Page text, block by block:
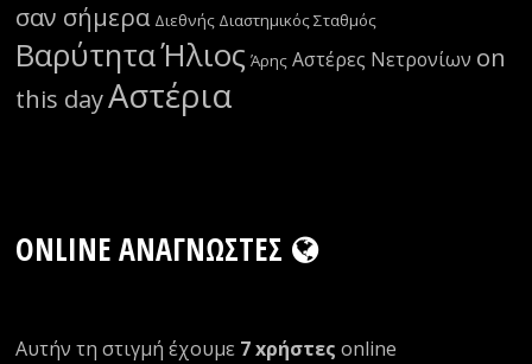
σαν σήμερα Διεθνής Διαστημικός Σταθμός
ΒαρύτηταΉλιος Άρης Αστέρες Νετρονίων on
this dayΑστέρια
ONLINE ΑΝΑΓΝΏΣΤΕΣ
Αυτήν τη στιγμή έχουμε 7 xρήστες οnline